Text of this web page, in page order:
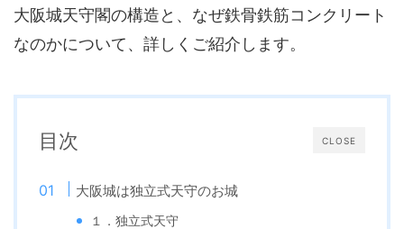
大阪城天守閣の構造と、なぜ鉄骨鉄筋コンクリート
なのかについて、詳しくご紹介します。
CLOSE
目次
大阪城は独立式天守のお城
１．独立式天守